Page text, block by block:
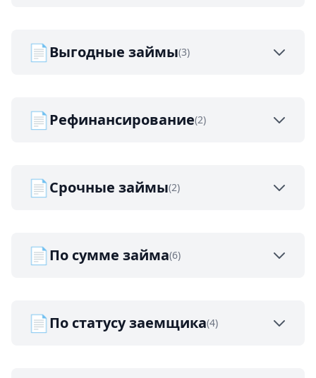
📄Выгодные займы(3)
📄Рефинансирование(2)
📄Срочные займы(2)
📄По сумме займа(6)
📄По статусу заемщика(4)